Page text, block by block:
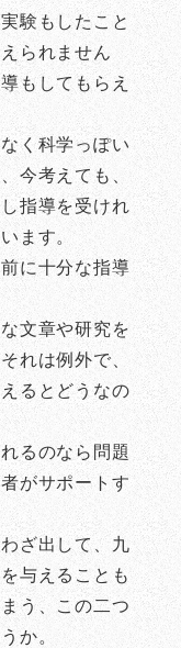
験もしたこと
られません
もしてもらえ
く科学っぽい
今考えても、
指導を受けれ
ます。
に十分な指導
文章や研究を
れは例外で、
るとどうなの
るのなら問題
がサポートす
ざ出して、九
与えることも
う、この二つ
か。